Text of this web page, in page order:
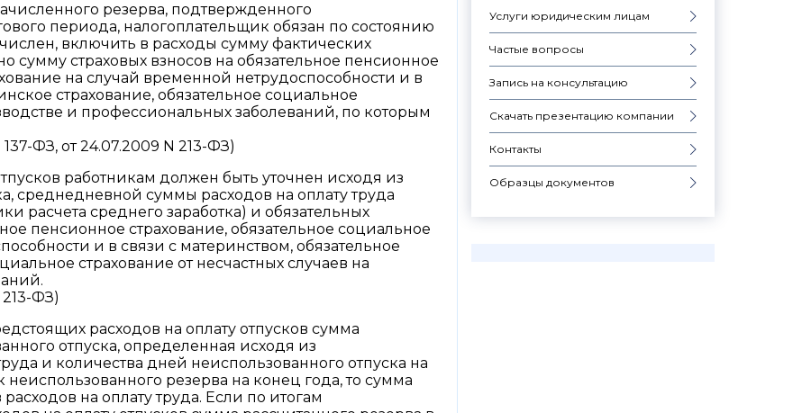
Услуги юридическим лицам
Частые вопросы
Запись на консультацию
Скачать презентацию компании
Контакты
Образцы документов
резерва, подтвержденного
периода, налогоплательщик обязан по состоянию
включить в расходы сумму фактических
сумму страховых взносов на обязательное пенсионное
на случай временной нетрудоспособности и в
страхование, обязательное социальное
и профессиональных заболеваний, по которым
ФЗ, от 24.07.2009 N 213-ФЗ)
работникам должен быть уточнен исходя из
среднедневной суммы расходов на оплату труда
расчета среднего заработка) и обязательных
пенсионное страхование, обязательное социальное
и в связи с материнством, обязательное
страхование от несчастных случаев на
ФЗ)
расходов на оплату отпусков сумма
отпуска, определенная исходя из
и количества дней неиспользованного отпуска на
резерва на конец года, то сумма
на оплату труда. Если по итогам